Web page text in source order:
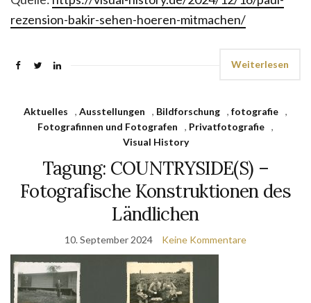
rezension-bakir-sehen-hoeren-mitmachen/
Weiterlesen
Aktuelles , Ausstellungen , Bildforschung , fotografie ,
Fotografinnen und Fotografen
, Privatfotografie ,
Visual History
Tagung: COUNTRYSIDE(S) –
Fotografische Konstruktionen des
Ländlichen
10. September 2024 Keine Kommentare